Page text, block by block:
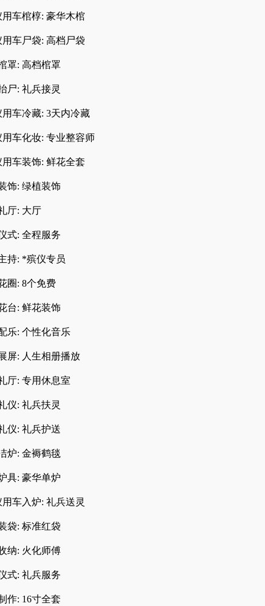
车棺椁: 豪华木棺
车尸袋: 高档尸袋
罩: 高档棺罩
尸: 礼兵接灵
车冷藏: 3天内冷藏
车化妆: 专业整容师
车装饰: 鲜花全套
饰: 绿植装饰
厅: 大厅
式: 全程服务
持: *殡仪专员
圈: 8个免费
台: 鲜花装饰
乐: 个性化音乐
屏: 人生相册播放
厅: 专用休息室
仪: 礼兵扶灵
仪: 礼兵护送
炉: 金褥鹤毯
具: 豪华单炉
车入炉: 礼兵送灵
袋: 标准红袋
纳: 火化师傅
式: 礼兵服务
作: 16寸全套